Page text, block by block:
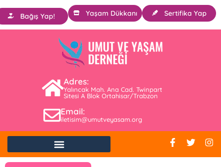
Sertifika Yap
Yaşam Dükkanı
Bağış Yap!
Adres:
Yalıncak Mah. Ana Cad. Twinpart
Sitesi A Blok Ortahisar/Trabzon
Email:
iletisim@umutveyasam.org